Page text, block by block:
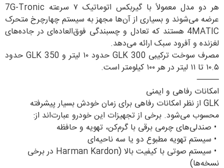
هر دو مدل معمولاً با گیربکس اتوماتیک ۷ سرعته 7G-Tronic
عرضه می‌شوند و بسیاری از آن‌ها مجهز به سیستم چهارچرخ متحرک
4MATIC هستند که تعادل و چسبندگی فوق‌العاده‌ای در جاده‌های
لغزنده و آفرود سبک ارائه می‌دهد.
مصرف سوخت ترکیبی GLK 300 حدود ۱۰ لیتر و GLK 350 حدود
۱۰.۵ تا ۱۱ لیتر در هر ۱۰۰ کیلومتر است.
⸻
امکانات رفاهی و ایمنی
GLK از نظر امکانات رفاهی برای زمان خودش بسیار پیشرفته
محسوب می‌شود. برخی از تجهیزات این خودرو عبارت‌اند از:
• صندلی‌های چرمی برقی با گرم‌کن، تهویه و حافظه
• سیستم تهویه مطبوع دو یا سه ناحیه‌ای
•
سیستم صوتی با کیفیت بالا (Harman Kardon در برخی
نسخه‌ها)